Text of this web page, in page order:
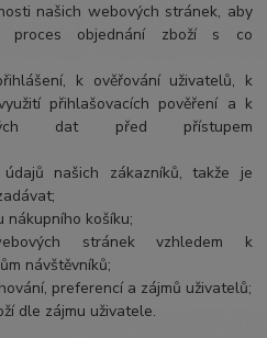
našich webových stránek, aby
proces objednání zboží s co
k ověřování uživatelů, k
přihlašovacích pověření a k
dat před přístupem
údajů našich zákazníků, takže je
nákupního košíku;
stránek vzhledem k
návštěvníků;
preferencí a zájmů uživatelů;
dle zájmu uživatele.